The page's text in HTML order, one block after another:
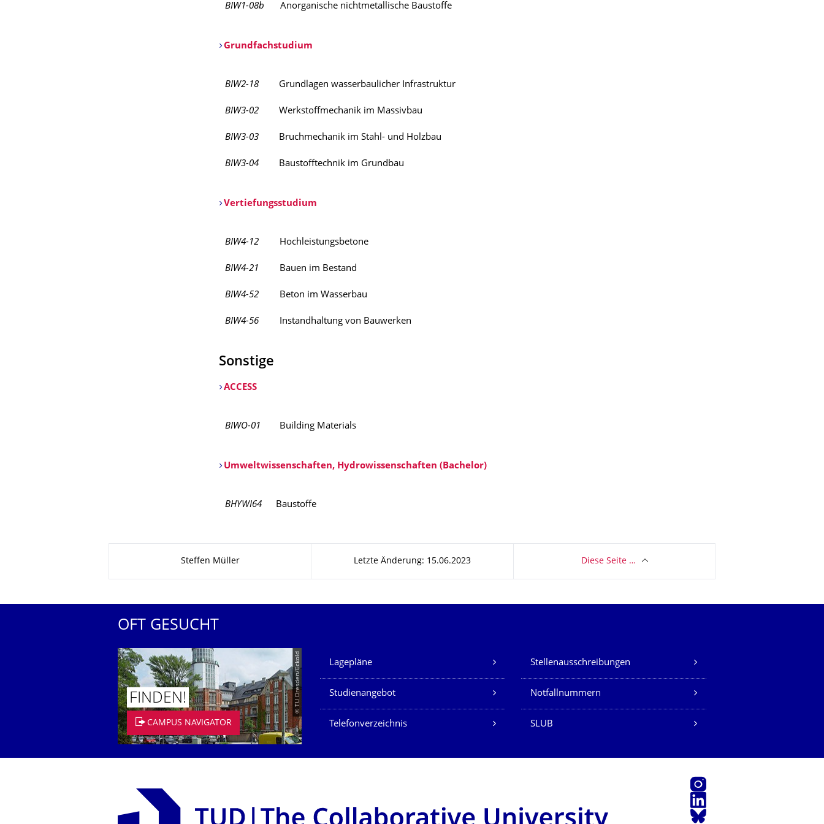
BIW1-08b Anorganische nichtmetallische Baustoffe
Grundfachstudium
BIW2-18 Grundlagen wasserbaulicher Infrastruktur
BIW3-02 Werkstoffmechanik im Massivbau
BIW3-03 Bruchmechanik im Stahl- und Holzbau
BIW3-04 Baustofftechnik im Grundbau
Vertiefungsstudium
BIW4-12 Hochleistungsbetone
BIW4-21 Bauen im Bestand
BIW4-52 Beton im Wasserbau
BIW4-56 Instandhaltung von Bauwerken
Sonstige
ACCESS
BIWO-01 Building Materials
Umweltwissenschaf­ten, Hydrowissenschaften (Bachelor)
BHYWI64 Baustoffe
Steffen Müller Letzte Änderung: 15.06.2023 Diese Seite …
OFT GESUCHT
© TU Dresden/Eckold
FINDEN!
CAMPUS NAVIGATOR
Unsere Dienste
Lagepläne Stellenausschreibungen
Studienangebot Notfallnummern
Telefonverzeichnis SLUB
Instagram
LinkedIn
Bluesky